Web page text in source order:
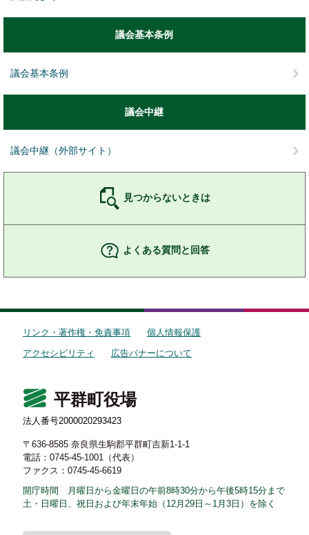
議会基本条例
議会基本条例
議会中継
議会中継（外部サイト）
見つからないときは
よくある質問と回答
リンク・著作権・免責事項
個人情報保護
アクセシビリティ
広告バナーについて
平群町役場
法人番号2000020293423
〒636-8585 奈良県生駒郡平群町吉新1-1-1
電話：0745-45-1001（代表）
ファクス：0745-45-6619
開庁時間 月曜日から金曜日の午前8時30分から午後5時15分まで
土・日曜日、祝日および年末年始（12月29日～1月3日）を除く